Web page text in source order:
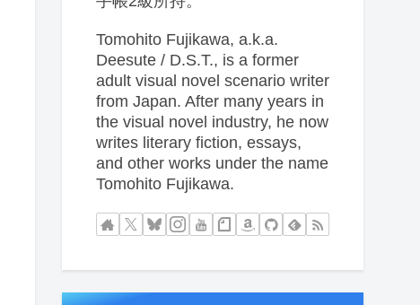
Tomohito Fujikawa, a.k.a.
Deesute / D.S.T., is a former
adult visual novel scenario writer
from Japan. After many years in
the visual novel industry, he now
writes literary fiction, essays,
and other works under the name
Tomohito Fujikawa.